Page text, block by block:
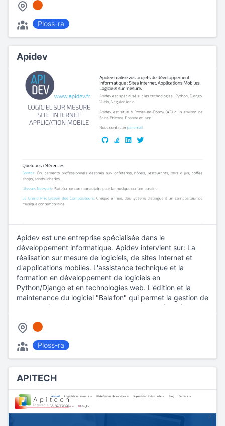
Ploss-ra
Apidev
Apidev est une entreprise spécialisée dans le
développement informatique. Apidev intervient sur: La
réalisation sur mesure de logiciels, de sites Internet et
d'applications mobiles. L'assistance technique et la
formation en développement de logiciels en
Python/Django et en technologies web. L'édition et la
maintenance du logiciel "Balafon" qui permet la gestion de
contacts (CRM) et l'édition d'un site Internet (CMS)
Ploss-ra
APITECH